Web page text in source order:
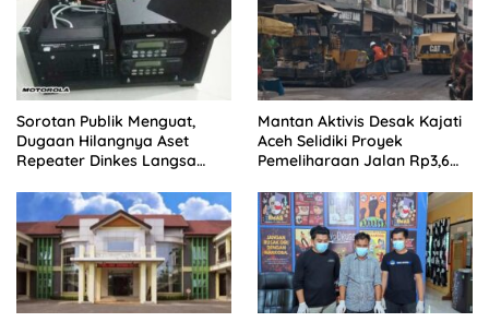
Sorotan Publik Menguat,
Dugaan Hilangnya Aset
Repeater Dinkes Langsa
Mantan Aktivis Desak Kajati
Aceh Selidiki Proyek
Pemeliharaan Jalan Rp3,6